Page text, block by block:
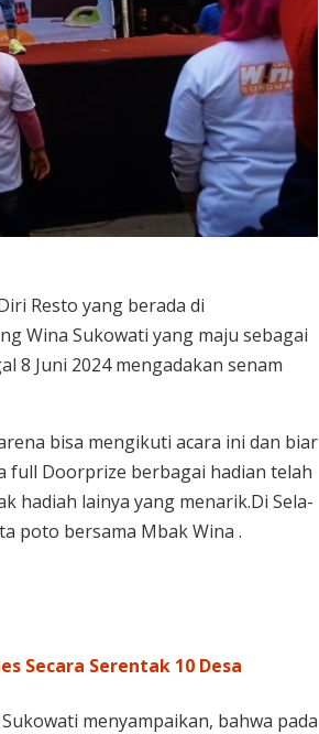
Resto yang berada di
Wina Sukowati yang maju sebagai
8 Juni 2024 mengadakan senam
bisa mengikuti acara ini dan biar
full Doorprize berbagai hadian telah
hadiah lainya yang menarik.Di Sela-
poto bersama Mbak Wina .
Secara Serentak 10 Desa
menyampaikan, bahwa pada